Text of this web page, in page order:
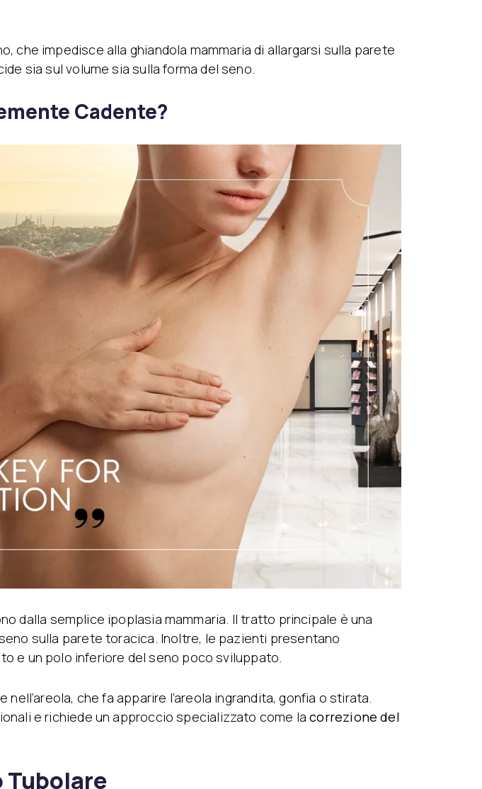
che impedisce alla ghiandola mammaria di allargarsi sulla parete
sia sul volume sia sulla forma del seno.
Cadente?
dalla semplice ipoplasia mammaria. Il tratto principale è una
sulla parete toracica. Inoltre, le pazienti presentano
e un polo inferiore del seno poco sviluppato.
che fa apparire l’areola ingrandita, gonfia o stirata.
e richiede un approccio specializzato come lacorrezione del
Tubolare